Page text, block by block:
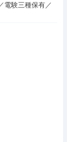
電験三種保有／